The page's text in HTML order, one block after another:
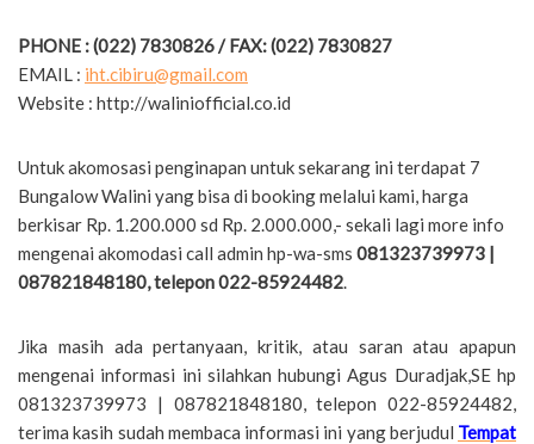
PHONE : (022) 7830826 / FAX: (022) 7830827
EMAIL : iht.cibiru@gmail.com
Website : http://waliniofficial.co.id
Untuk akomosasi penginapan untuk sekarang ini terdapat 7
Bungalow Walini yang bisa di booking melalui kami, harga
berkisar Rp. 1.200.000 sd Rp. 2.000.000,- sekali lagi more info
mengenai akomodasi call admin hp-wa-sms 081323739973 |
087821848180, telepon 022-85924482.
Jika masih ada pertanyaan, kritik, atau saran atau apapun
mengenai informasi ini silahkan hubungi Agus Duradjak,SE hp
081323739973 | 087821848180, telepon 022-85924482,
terima kasih sudah membaca informasi ini yang berjudul Tempat